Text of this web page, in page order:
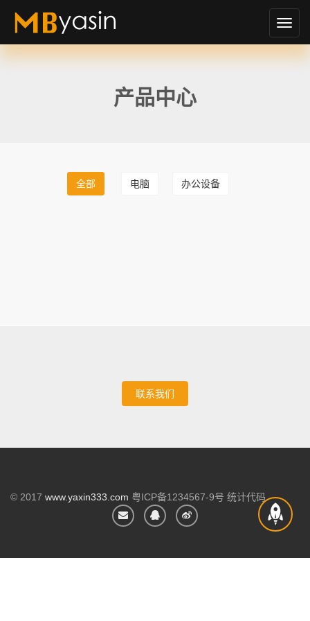
切
换
产品中心
全部 电脑 办公设备
联系我们
© 2017 www.yaxin333.com 粤ICP备1234567-9号 统计代码